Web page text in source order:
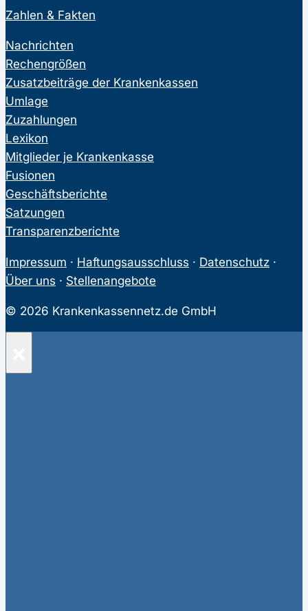
Zahlen & Fakten
Nachrichten
Rechengrößen
Zusatzbeiträge der Krankenkassen
Umlage
Zuzahlungen
Lexikon
Mitglieder je Krankenkasse
Fusionen
Geschäftsberichte
Satzungen
Transparenzberichte
Impressum · Haftungsausschluss · Datenschutz ·
Über uns · Stellenangebote
© 2026 Krankenkassennetz.de GmbH